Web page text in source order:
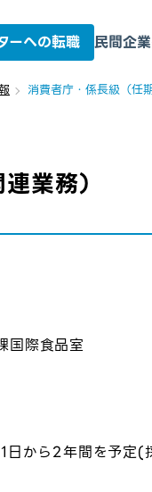
ーへの転職 民間企
消費者庁・係長級（任
業務）
国際食品室
日から2年間を予定(